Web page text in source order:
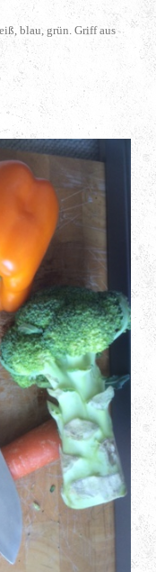
blau, grün. Griff aus